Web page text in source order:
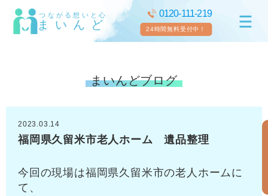
つながる想いと心
まいんど
0120-111-219
24時間無料受付中！
まいんどブログ
2023.03.14
福岡県久留米市老人ホーム 遺品整理
今回の現場は福岡県久留米市の老人ホームに
て、